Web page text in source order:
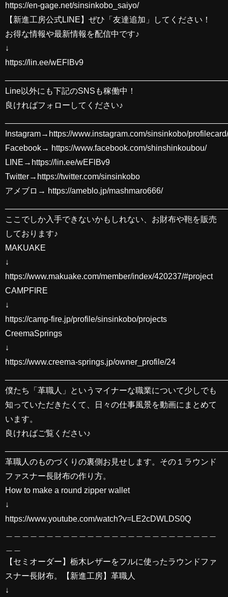
https://en-gage.net/sinsinkobo_saiyo/
【新進工房公式LINE】ぜひ「友達追加」してください！
お得な情報や最新情報を配信中です♪
↓
https://lin.ee/wEFlBv9
Line以外にも下記のSNSも稼働中！
良ければフォローしてください♪
Instagram→https://www.instagram.com/sinsinkobo/profilecard/
Facebook→ https://www.facebook.com/shinshinkoubou/
LINE→https://lin.ee/wEFlBv9
Twitter→https://twitter.com/sinsinkobo
アメブロ→ https://ameblo.jp/mashmaro666/
ここでしか入手できないかもしれない、お財布や鞄を販売
しております♪
MAKUAKE
↓
https://www.makuake.com/member/index/420237/#project
CAMPFIRE
↓
https://camp-fire.jp/profile/sinsinkobo/projects
CreemaSprings
↓
https://www.creema-springs.jp/owner_profile/24
僕たち「革職人」というマイナーな職業について少しでも
知っていただきたくて、日々の仕事風景を動画にまとめて
います。
良ければご覧ください♪
革職人のものづくりの裏側お見せします。その１ラウンド
ファスナー長財布の作り方。
How to make a round zipper wallet
↓
https://www.youtube.com/watch?v=LE2cDWLDS0Q
【セミオーダー】栃木レザーをフルに使ったラウンドファ
スナー長財布。【新進工房】革職人
↓